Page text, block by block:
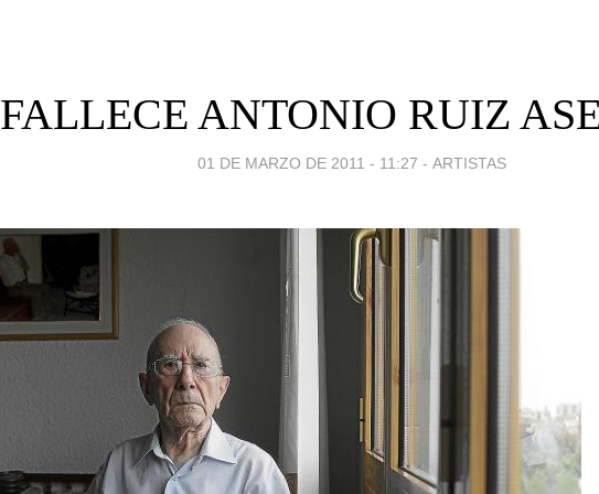
FALLECE ANTONIO RUIZ
01 DE MARZO DE 2011 - 11:27 - ARTISTAS